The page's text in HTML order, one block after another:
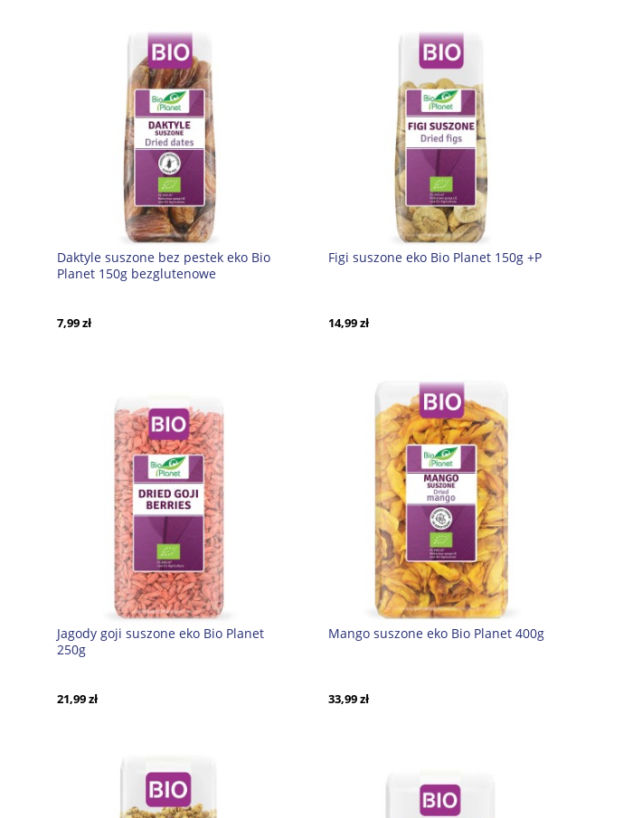
Daktyle suszone bez pestek eko Bio
Planet 150g bezglutenowe
7,99 zł
Figi suszone eko Bio Planet 150g +P
14,99 zł
Jagody goji suszone eko Bio Planet
250g
21,99 zł
Mango suszone eko Bio Planet 400g
33,99 zł